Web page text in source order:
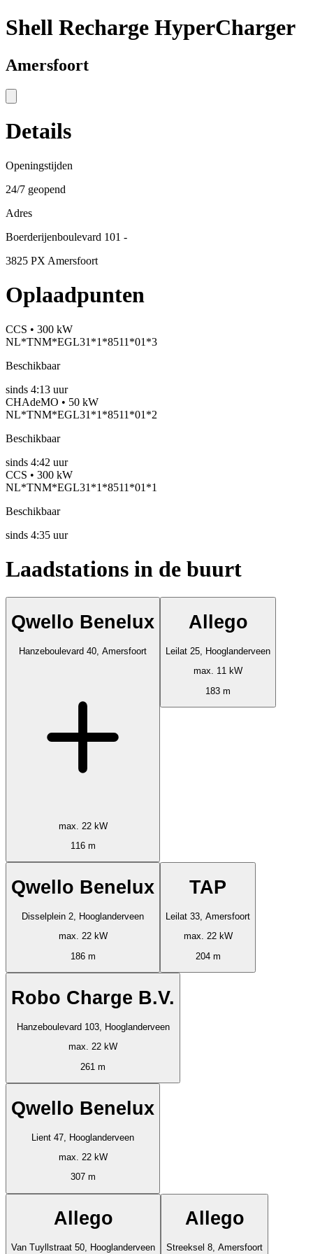
Shell Recharge HyperCharger
Amersfoort
Details
Openingstijden
24/7 geopend
Adres
Boerderijenboulevard 101 -
3825 PX Amersfoort
Oplaadpunten
CCS • 300 kW
NL*TNM*EGL31*1*8511*01*3
Beschikbaar
sinds 4:13 uur
CHAdeMO • 50 kW
NL*TNM*EGL31*1*8511*01*2
Beschikbaar
sinds 4:42 uur
CCS • 300 kW
NL*TNM*EGL31*1*8511*01*1
Beschikbaar
sinds 4:35 uur
Laadstations in de buurt
Qwello Benelux
Hanzeboulevard 40, Amersfoort
max. 22 kW
116 m
Allego
Leilat 25, Hooglanderveen
max. 11 kW
183 m
Qwello Benelux
Disselplein 2, Hooglanderveen
max. 22 kW
186 m
TAP
Leilat 33, Amersfoort
max. 22 kW
204 m
Robo Charge B.V.
Hanzeboulevard 103, Hooglanderveen
max. 22 kW
261 m
Qwello Benelux
Lient 47, Hooglanderveen
max. 22 kW
307 m
Allego
Van Tuyllstraat 50, Hooglanderveen
Allego
Streeksel 8, Amersfoort